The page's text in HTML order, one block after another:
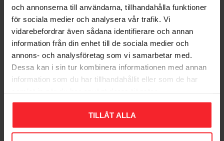
och annonserna till användarna, tillhandahålla funktioner
för sociala medier och analysera vår trafik. Vi
vidarebefordrar även sådana identifierare och annan
information från din enhet till de sociala medier och
annons- och analysföretag som vi samarbetar med.
Dessa kan i sin tur kombinera informationen med annan
information som du har tillhandahållit eller som de har
TILLÅT ALLA
Bliv den første, der giver en bedømmelse.
Populära produkter
11